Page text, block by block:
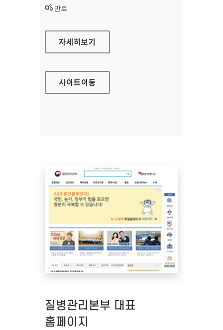
상태 :
만료
국립보건연구원 대표 홈페이지
자세히보기
사이트이동
질병관리본부 대표
홈페이지